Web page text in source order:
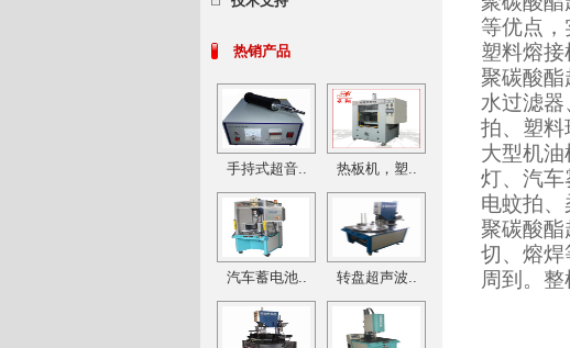
热销产品
手持式超音.. 热板机，塑..
汽车蓄电池.. 转盘超声波..
等优点，
塑料熔接
聚碳酸酯
水过滤
拍、塑料
大型机
灯、汽车
电蚊拍、
聚碳酸
切、熔焊
周到。整